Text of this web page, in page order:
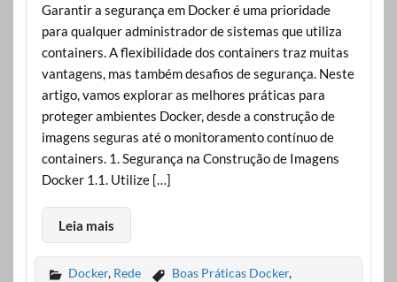
Garantir a segurança em Docker é uma prioridade
para qualquer administrador de sistemas que utiliza
containers. A flexibilidade dos containers traz muitas
vantagens, mas também desafios de segurança. Neste
artigo, vamos explorar as melhores práticas para
proteger ambientes Docker, desde a construção de
imagens seguras até o monitoramento contínuo de
containers. 1. Segurança na Construção de Imagens
Docker 1.1. Utilize […]
Leia mais
Docker, Rede Boas Práticas Docker,